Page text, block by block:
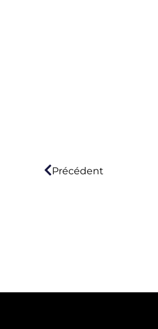
Précédent